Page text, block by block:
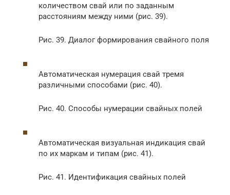
количеством свай или по заданным
расстояниям между ними (рис. 39).
Рис. 39. Диалог формирования свайного поля
Автоматическая нумерация свай тремя
различными способами (рис. 40).
Рис. 40. Способы нумерации свайных полей
Автоматическая визуальная индикация свай
по их маркам и типам (рис. 41).
Рис. 41. Идентификация свайных полей